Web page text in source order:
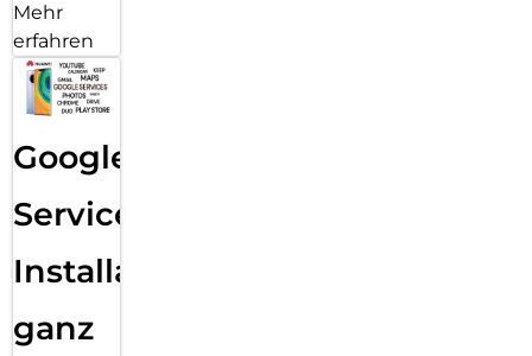
Mehr
erfahren
Google
Services
Installation
ganz